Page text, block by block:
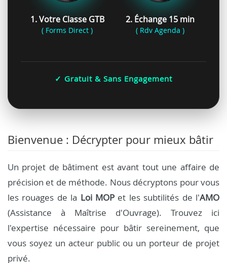
1. Votre Classe GTB
( Forms Direct )
2. Échange 15 min
( Rdv Agenda )
✓ Gratuit & Sans Engagement
Bienvenue : Décrypter pour mieux bâtir
Un projet de bâtiment est avant tout une affaire de
précision et de méthode. Nous décryptons pour vous
les rouages de la Loi MOP et les subtilités de l'AMO
(Assistance à Maîtrise d'Ouvrage). Trouvez ici
l'expertise nécessaire pour bâtir sereinement, que
vous soyez un acteur public ou un porteur de projet
privé.